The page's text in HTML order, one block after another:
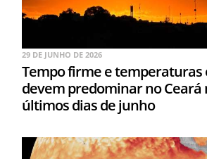
29 DE JUNHO DE 2026
Tempo firme e temperaturas
devem predominar no Ceará
últimos dias de junho